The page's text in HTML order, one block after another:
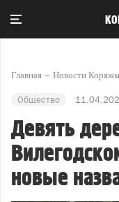
Главная Новости
Общество
Девять
новые